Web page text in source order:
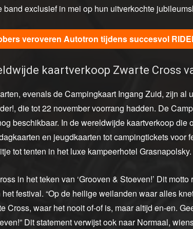
band exclusief in mei op hun uitverkochte
veroveren Autotron tijdens succesvol
kaartverkoop Zwarte Cross
evenals de Campingkaart Ingang Zuid, zijn al
die tot 22 november voorrang hadden. De
beschikbaar. In de wereldwijde kaartverkoop die
en jeugdkaarten tot campingtickets voor
tot tenten in het luxe kampeerhotel Grasnapolsky.
in het teken van ‘Grooven & Stoeven!’ Dit
festival. “Op de heilige weilanden waar alles
Cross, waar het nooit of-of is, maar altijd en-en.
Dit statement verwijst ook naar Normaal,